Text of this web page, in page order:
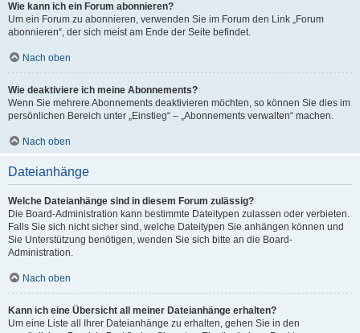
Wie kann ich ein Forum abonnieren?
Um ein Forum zu abonnieren, verwenden Sie im Forum den Link „Forum
abonnieren“, der sich meist am Ende der Seite befindet.
Nach oben
Wie deaktiviere ich meine Abonnements?
Wenn Sie mehrere Abonnements deaktivieren möchten, so können Sie dies im
persönlichen Bereich unter „Einstieg“ – „Abonnements verwalten“ machen.
Nach oben
Dateianhänge
Welche Dateianhänge sind in diesem Forum zulässig?
Die Board-Administration kann bestimmte Dateitypen zulassen oder verbieten.
Falls Sie sich nicht sicher sind, welche Dateitypen Sie anhängen können und
Sie Unterstützung benötigen, wenden Sie sich bitte an die Board-
Administration.
Nach oben
Kann ich eine Übersicht all meiner Dateianhänge erhalten?
Um eine Liste all Ihrer Dateianhänge zu erhalten, gehen Sie in den